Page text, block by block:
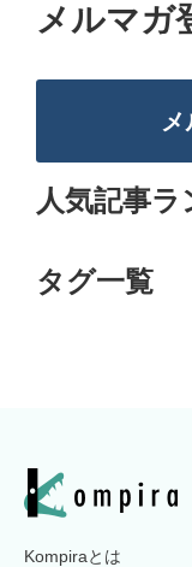
メルマガ
人気記事
タグ一覧
Kompiraとは